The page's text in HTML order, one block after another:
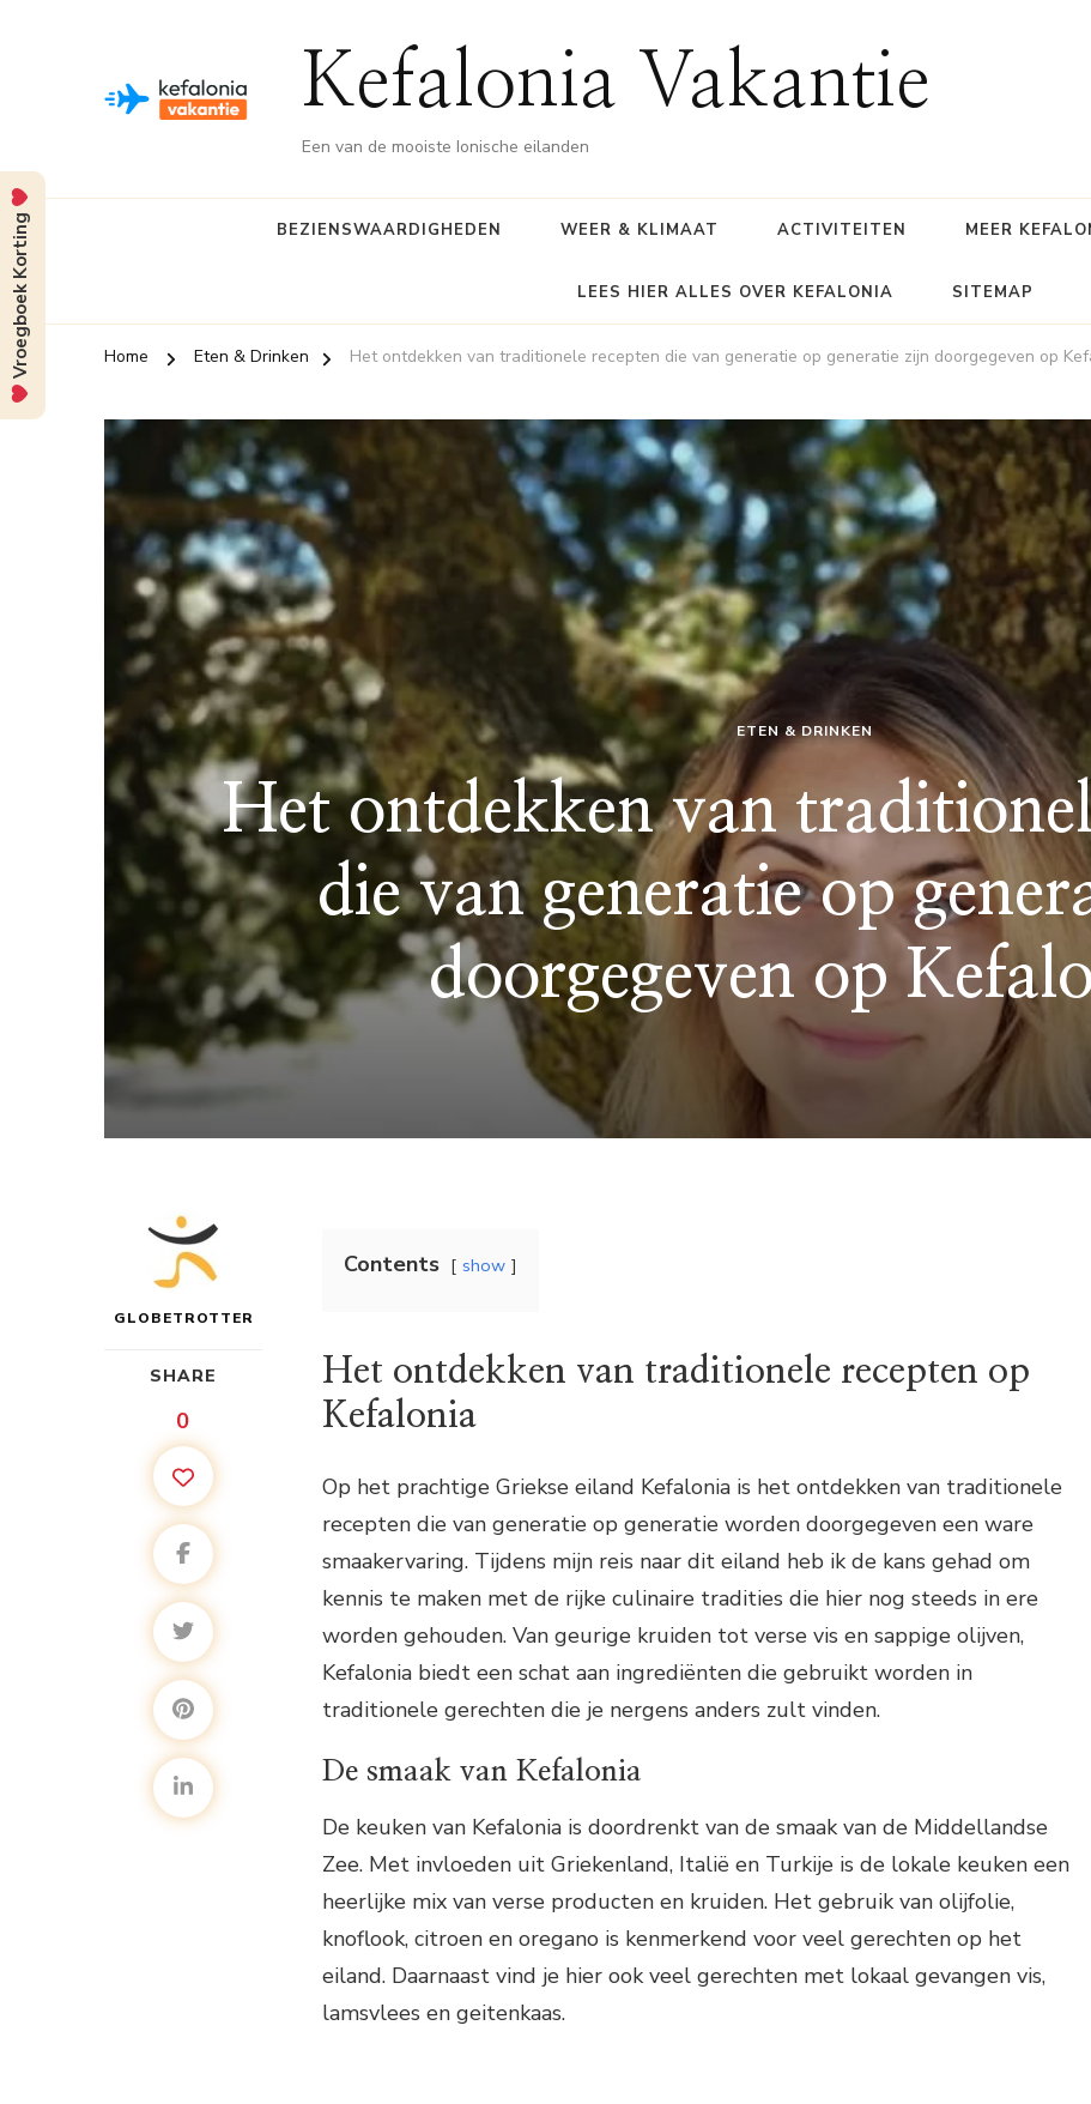
Kefalonia Vakantie
Een van de mooiste Ionische eilanden
BEZIENSWAARDIGHEDEN WEER & KLIMAAT ACTIVITEITEN MEER
LEES HIER ALLES OVER KEFALONIA SITEMAP
Home Eten & Drinken Het ontdekken van traditionele recepten die van generatie op generatie zijn doorgegeven op
ETEN & DRINKEN
Het ontdekken van
die van generatie op
doorgegeven op
GLOBETROTTER
SHARE
0
Contents show
Het ontdekken van traditionele recepten op
Kefalonia
Op het prachtige Griekse eiland Kefalonia is het ontdekken van traditionele
recepten die van generatie op generatie worden doorgegeven een ware
smaakervaring. Tijdens mijn reis naar dit eiland heb ik de kans gehad om
kennis te maken met de rijke culinaire tradities die hier nog steeds in ere
worden gehouden. Van geurige kruiden tot verse vis en sappige olijven,
Kefalonia biedt een schat aan ingrediënten die gebruikt worden in
traditionele gerechten die je nergens anders zult vinden.
De smaak van Kefalonia
De keuken van Kefalonia is doordrenkt van de smaak van de Middellandse
Zee. Met invloeden uit Griekenland, Italië en Turkije is de lokale keuken een
heerlijke mix van verse producten en kruiden. Het gebruik van olijfolie,
knoflook, citroen en oregano is kenmerkend voor veel gerechten op het
eiland. Daarnaast vind je hier ook veel gerechten met lokaal gevangen vis,
lamsvlees en geitenkaas.
Vroegboek Korting